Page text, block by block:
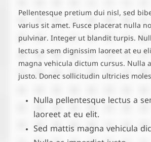
Pellentesque pretium dui nisl, sed
varius sit amet. Fusce placerat nulla
pulvinar. Integer ut blandit turpis.
lectus a sem dignissim laoreet at eu
magna vehicula dictum cursus. Nulla
justo. Donec sollicitudin ultricies
Nulla pellentesque lectus a
laoreet at eu elit.
Sed mattis magna vehicula